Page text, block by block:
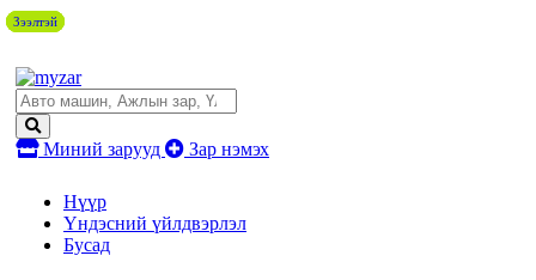
Миний зарууд Зар нэмэх
Нүүр
Үндэсний үйлдвэрлэл
Бусад
Зээлтэй
Зээлтэй
Зээлтэй
Зээлтэй